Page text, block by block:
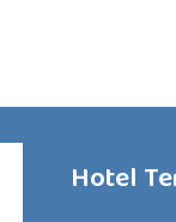
Hotel